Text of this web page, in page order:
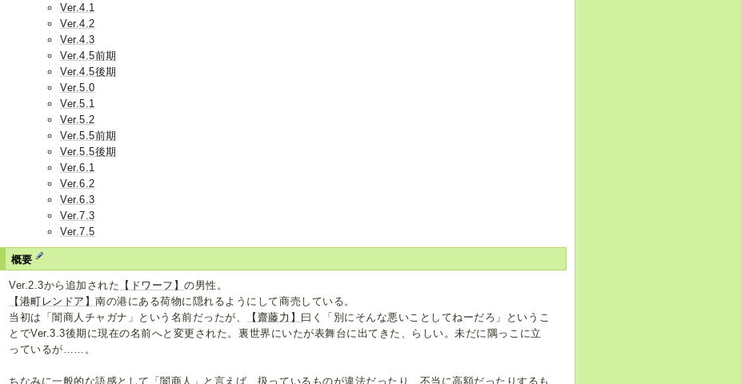
Ver.4.1
Ver.4.2
Ver.4.3
Ver.4.5前期
Ver.4.5後期
Ver.5.0
Ver.5.1
Ver.5.2
Ver.5.5前期
Ver.5.5後期
Ver.6.1
Ver.6.2
Ver.6.3
Ver.7.3
Ver.7.5
概要
Ver.2.3から追加された 【ドワーフ】の男性。
【港町レンドア】南の港にある荷物に隠れるようにして商売している。
当初は「闇商人チャガナ」という名前だったが、
【齋藤力】 曰く「別にそんな悪いことしてねーだろ」というこ
とでVer.3.3後期に現在の名前へと変更された。裏世界にいたが表舞台に出てきた、らしい。未だに隅っこに立
っているが……。
ちなみに一般的な語感として「闇商人」と言えば、扱っているものが違法だったり、不当に高額だったりするも